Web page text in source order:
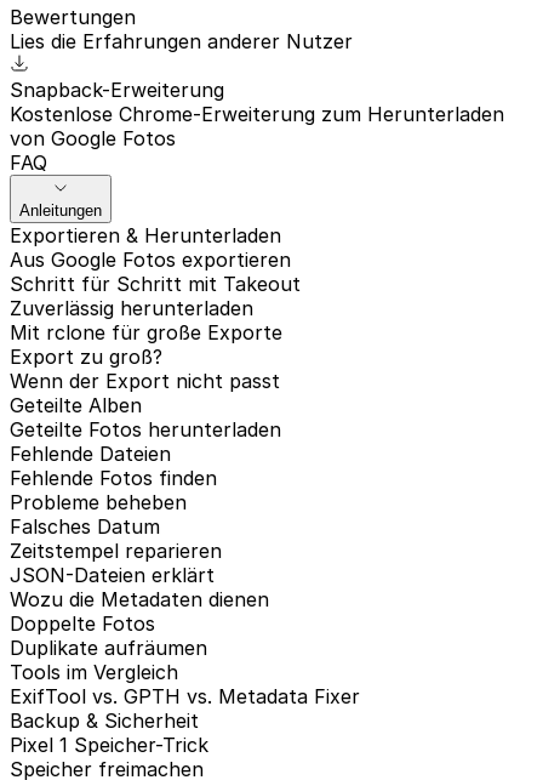
Bewertungen
Lies die Erfahrungen anderer Nutzer
Snapback-Erweiterung
Kostenlose Chrome-Erweiterung zum Herunterladen
von Google Fotos
FAQ
Anleitungen
Exportieren & Herunterladen
Aus Google Fotos exportieren
Schritt für Schritt mit Takeout
Zuverlässig herunterladen
Mit rclone für große Exporte
Export zu groß?
Wenn der Export nicht passt
Geteilte Alben
Geteilte Fotos herunterladen
Fehlende Dateien
Fehlende Fotos finden
Probleme beheben
Falsches Datum
Zeitstempel reparieren
JSON-Dateien erklärt
Wozu die Metadaten dienen
Doppelte Fotos
Duplikate aufräumen
Tools im Vergleich
ExifTool vs. GPTH vs. Metadata Fixer
Backup & Sicherheit
Pixel 1 Speicher-Trick
Speicher freimachen